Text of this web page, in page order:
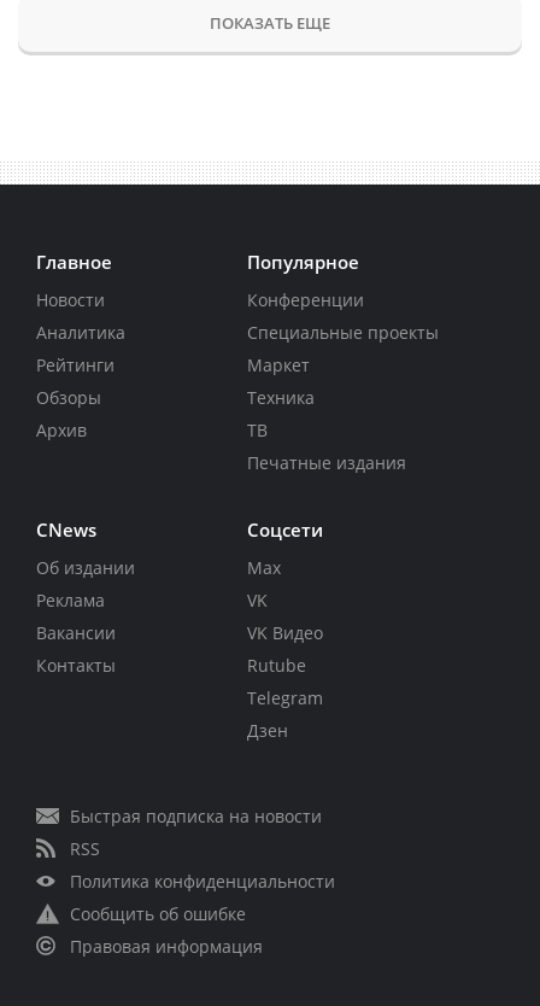
ПОКАЗАТЬ ЕЩЕ
Главное
Новости
Аналитика
Рейтинги
Обзоры
Архив
Популярное
Конференции
Специальные проекты
Маркет
Техника
ТВ
Печатные издания
CNews
Об издании
Реклама
Вакансии
Контакты
Соцсети
Max
VK
VK Видео
Rutube
Telegram
Дзен
Быстрая подписка на новости
RSS
Политика конфиденциальности
Сообщить об ошибке
Правовая информация